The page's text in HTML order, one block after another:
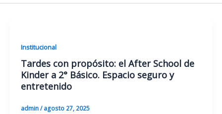
Institucional
Tardes con propósito: el After School de
Kinder a 2° Básico. Espacio seguro y
entretenido
admin/agosto 27, 2025